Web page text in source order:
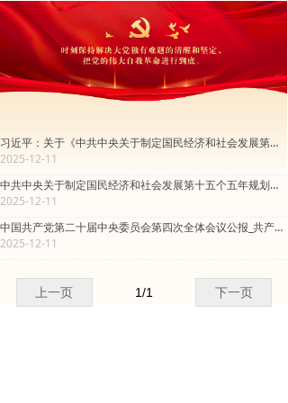
习近平：关于《中共中央关于制定国民经济和社会发展第十五个五年规划的建议》的说明_共产党员网
2025-12-11
中共中央关于制定国民经济和社会发展第十五个五年规划的建议_共产党员网
2025-12-11
中国共产党第二十届中央委员会第四次全体会议公报_共产党员网
2025-12-11
上一页 下一页
1/1